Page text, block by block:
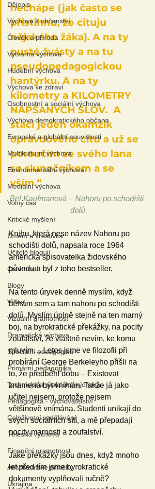
Dějepis
Výchova k občanství
Člověk a příroda
Výtvarná výchova
Hudební výchova
Výchova ke zdraví
Osobnostní a sociální výchova
Výchova demokratického občana
Evropské a globální souvislosti
Multikulturní výchova
Environmentální výchova
Mediální výchova
Volný čas
Kritické myšlení
Umění a kreativita
Učitelé blogují
Osobnosti
Blogy
Videa
Vizuální gramotnost
Dramatická výchova
Speciální pedagogika
Primární pedagogika
Technická a praktická výchova
Pedagogika - vychovatelství
Celoživotní vzdělávání
Tělesná výchova
Finanční gramotnost
Absolventské příběhy
Ukrajina
nechápe (jak často se
přistihnu, že cituju
nějakého žáka). A na ty
pusté žvásty a na tu
pseudopedagogickou
hantýrku. A na ty
kilometry a KILOMETRY
NAPSANÝCH SLOV.  A
stačí jeden okamžik
opravdového citu a už se
poroučím ze svého lana
se slunečníkem a se
vším.“
Bel Kaufmanová – Nahoru po schodišti
dolů
Knihu, která nese název Nahoru po
schodišti dolů, napsala roce 1964
americká spisovatelka židovského
původu a byl z toho bestseller.
Na tento úryvek denně myslím, když
běhám sem a tam nahoru po schodišti
dolů. Myslím úplně stejně na ten marný
boj, na byrokratické překážky, na pocity
zoufalství, že vlastně nevím, ke komu
mluvím… Letos jsme ve filozofii při
probírání George Berkeleyho přišli na
to, že předběhl dobu – Existovat
znamená být vnímán. Takže já jako
učitel nejsem, protože nejsem
většinově vnímána. Studenti unikají do
svých sociálních sítí, a mě přepadají
pocity marnosti a zoufalství.
Jaké překážky jsou dnes, když mnoho
let před tím jsme byrokratické
dokumenty vyplňovali ručně?